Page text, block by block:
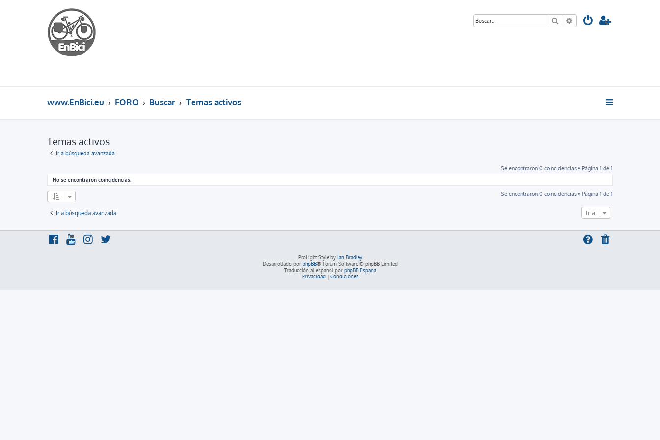
Buscar Búsqueda avanzada
www.EnBici.eu FORO Buscar Temas activos
Temas activos
Ir a búsqueda avanzada
Se encontraron 0 coincidencias • Página 1 de 1
No se encontraron coincidencias.
Se encontraron 0 coincidencias • Página 1 de 1
Ir a búsqueda avanzada Ir a
ProLight Style by Ian Bradley
Desarrollado por phpBB® Forum Software © phpBB Limited
Traducción al español por phpBB España
Privacidad| Condiciones